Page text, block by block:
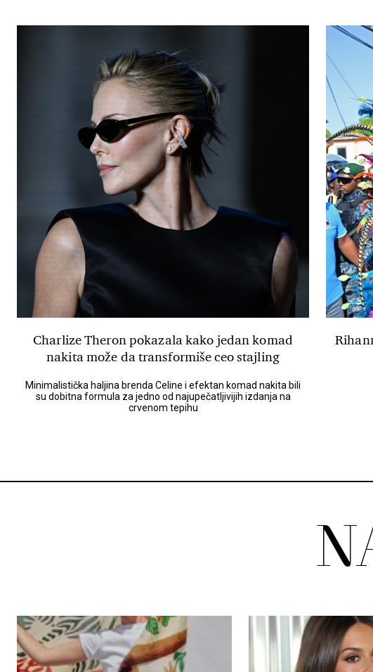
Charlize Theron pokazala kako jedan komad
nakita može da transformiše ceo stajling
Minimalistička haljina brenda Celine i efektan komad nakita bili
su dobitna formula za jedno od najupečatljivijih izdanja na
crvenom tepihu